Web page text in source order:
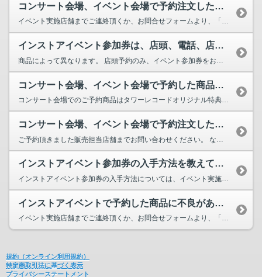
コンサート会場、イベント会場で予約注文した商品が届きません。
イベント実施店舗までご連絡頂くか、お問合せフォームより、「ご注文番号」をご明記の上、お問合...
インストアイベント参加券は、店頭、電話、店舗取り置き/予約サービス（タワレ...
商品によって異なります。 店頭予約のみ、イベント参加券をお付けする場合がございますので、...
コンサート会場、イベント会場で予約した商品が届きましたが特典が入っていません。
コンサート会場でのご予約商品はタワーレコードオリジナル特典、メーカー特典ともに対象外ですので予...
コンサート会場、イベント会場で予約注文した商品に不良がありました。
インストアイベント参加券の入手方法を教えてください。
インストアイベント参加券の入手方法については、イベント実施店舗にお問い合わせください。 ⇒店...
インストアイベントで予約した商品に不良がありました。
イベント実施店舗までご連絡頂くか、お問合せフォームより、「ご注文番号」をご明記の上、お問合せく...
規約（オンライン利用規約）
特定商取引法に基づく表示
プライバシーステートメント